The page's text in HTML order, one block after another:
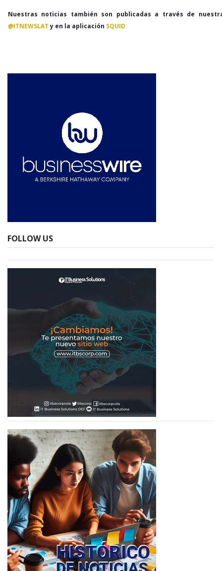
Nuestras noticias también son publicadas a través de
@ITNEWSLATy en la aplicación SQUID
FOLLOW US